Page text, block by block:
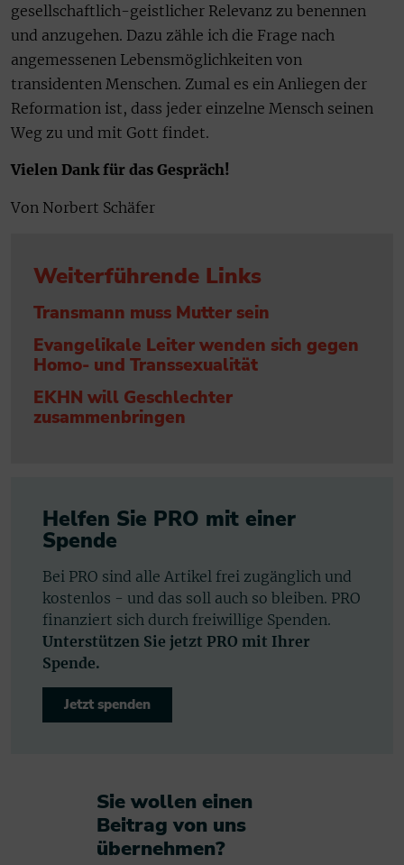
gesellschaftlich-geistlicher Relevanz zu benennen
und anzugehen. Dazu zähle ich die Frage nach
angemessenen Lebensmöglichkeiten von
transidenten Menschen. Zumal es ein Anliegen der
Reformation ist, dass jeder einzelne Mensch seinen
Weg zu und mit Gott findet.
Vielen Dank für das Gespräch!
Von Norbert Schäfer
Weiterführende Links
Transmann muss Mutter sein
Evangelikale Leiter wenden sich gegen
Homo- und Transsexualität
EKHN will Geschlechter
zusammenbringen
Helfen Sie PRO mit einer
Spende
Bei PRO sind alle Artikel frei zugänglich und
kostenlos - und das soll auch so bleiben. PRO
finanziert sich durch freiwillige Spenden.
Unterstützen Sie jetzt PRO mit Ihrer
Spende.
Jetzt spenden
Sie wollen einen
Beitrag von uns
übernehmen?​